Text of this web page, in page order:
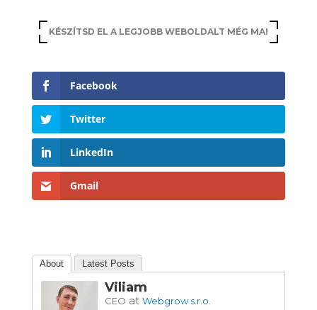
KÉSZÍTSD EL A LEGJOBB WEBOLDALT MÉG MA!
Facebook
Twitter
LinkedIn
Gmail
About Latest Posts
Viliam
CEO at Webgrow s.r.o.